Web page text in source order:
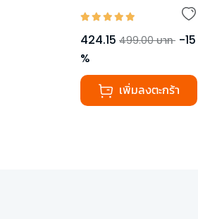
424.15 499.00 บาท -15
%
เพิ่มลงตะกร้า